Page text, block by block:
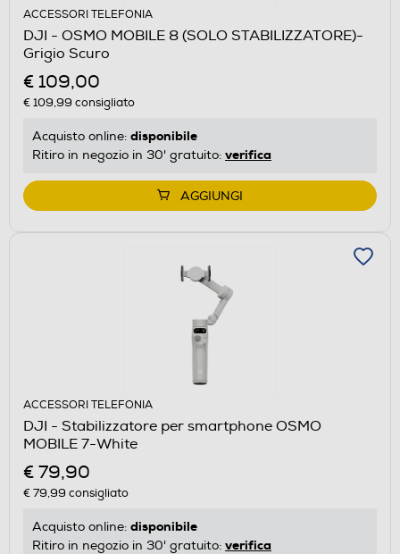
ACCESSORI TELEFONIA
DJI - OSMO MOBILE 8 (SOLO STABILIZZATORE)-
Grigio Scuro
€ 109,00
€ 109,99 consigliato
Acquisto online: disponibile
Ritiro in negozio in 30' gratuito: verifica
AGGIUNGI
ACCESSORI TELEFONIA
DJI - Stabilizzatore per smartphone OSMO
MOBILE 7-White
€ 79,90
€ 79,99 consigliato
Acquisto online: disponibile
Ritiro in negozio in 30' gratuito: verifica